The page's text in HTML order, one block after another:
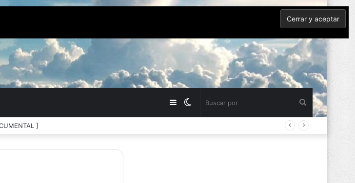
Buscar
por
Switch
Barra
DOCUMENTAL ]